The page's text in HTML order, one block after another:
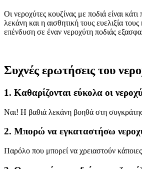
Οι νεροχύτες κουζίνας με ποδιά είναι
λεκάνη και η αισθητική τους ευελιξία
επένδυση σε έναν νεροχύτη ποδιάς
Συχνές ερωτήσεις του
1. Καθαρίζονται εύκολα οι
Ναι! Η βαθιά λεκάνη βοηθά στη
2. Μπορώ να εγκαταστήσω
Παρόλο που μπορεί να χρειαστούν